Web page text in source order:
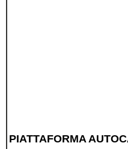
PIATTAFORMA